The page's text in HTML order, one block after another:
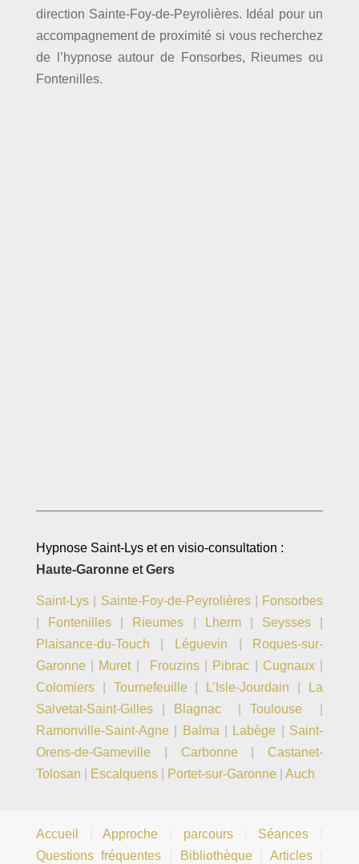
direction Sainte-Foy-de-Peyrolières. Idéal pour un
accompagnement de proximité si vous recherchez
de l’hypnose autour de Fonsorbes, Rieumes ou
Fontenilles.
Hypnose Saint-Lys et en visio-consultation :
Haute-GaronneetGers
Saint-Lys| Sainte-Foy-de-Peyrolières|
Fonsorbes
Fontenilles| Rieumes Lherm| Seysses
Plaisance-du-Touch
Léguevin
Roques-sur-
Garonne| Muret| Frouzins| Pibrac Cugnaux|
Colomiers| Tournefeuille| L’Isle-Jourdain
La
Salvetat-Saint-Gilles| Blagnac|Toulouse
Ramonville-Saint-Agne| Balma Labège
Saint-
Orens-de-Gameville| Carbonne|Castanet-
Tolosan
Escalquens| Portet-sur-Garonne Auch
Accueil |Approche parcours| Séances
Questions fréquentes
Bibliothèque| Articles|